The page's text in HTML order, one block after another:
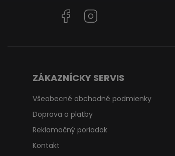
Facebook
ZÁKAZNÍCKY SERVIS
Všeobecné obchodné podmienky
Doprava a platby
Reklamačný poriadok
Kontakt